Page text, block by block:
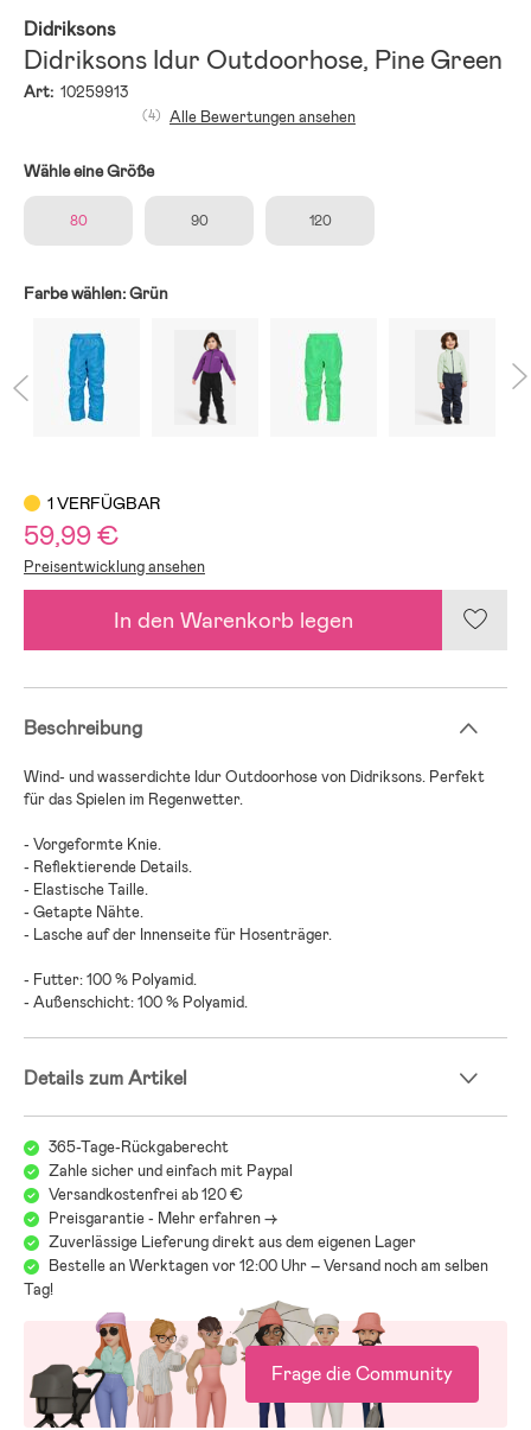
Didriksons
Didriksons Idur Outdoorhose, Pine Green
Art: 10259913
(4) Alle Bewertungen ansehen
Wähle eine Größe
80 90 120
Farbe wählen:Grün
1 VERFÜGBAR
59,99 €
Preisentwicklung ansehen
In den Warenkorb legen
Beschreibung
Wind- und wasserdichte Idur Outdoorhose von Didriksons. Perfekt
für das Spielen im Regenwetter.
- Vorgeformte Knie.
- Reflektierende Details.
- Elastische Taille.
- Getapte Nähte.
- Lasche auf der Innenseite für Hosenträger.
- Futter: 100 % Polyamid.
- Außenschicht: 100 % Polyamid.
Details zum Artikel
365-Tage-Rückgaberecht
Zahle sicher und einfach mit Paypal
Versandkostenfrei ab 120 €
Preisgarantie - Mehr erfahren ->
Zuverlässige Lieferung direkt aus dem eigenen Lager
Bestelle an Werktagen vor 12:00 Uhr – Versand noch am selben
Tag!
Frage die Community